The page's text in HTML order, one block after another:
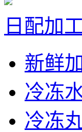
日配加
新鲜
冷冻
冷冻